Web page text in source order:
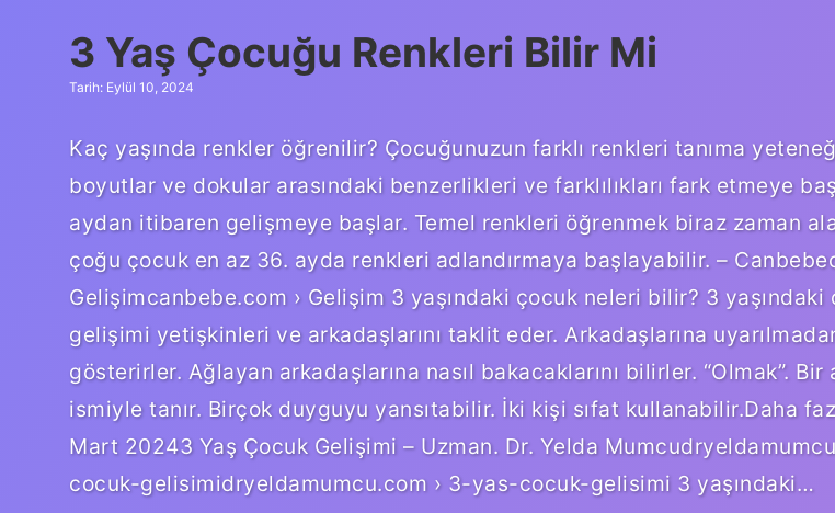
3 Yaş Çocuğu Renkleri Bilir Mi
Tarih: Eylül 10, 2024
Kaç yaşında renkler öğrenilir? Çocuğunuzun farklı renkleri tanıma
boyutlar ve dokular arasındaki benzerlikleri ve farklılıkları fark etmeye
aydan itibaren gelişmeye başlar. Temel renkleri öğrenmek biraz zaman
çoğu çocuk en az 36. ayda renkleri adlandırmaya başlayabilir. –
Gelişimcanbebe.com › Gelişim 3 yaşındaki çocuk neleri bilir? 3 yaşındaki
gelişimi yetişkinleri ve arkadaşlarını taklit eder. Arkadaşlarına
gösterirler. Ağlayan arkadaşlarına nasıl bakacaklarını bilirler. “Olmak”. Bir
ismiyle tanır. Birçok duyguyu yansıtabilir. İki kişi sıfat kullanabilir.Daha
Mart 20243 Yaş Çocuk Gelişimi – Uzman. Dr. Yelda
cocuk-gelisimidryeldamumcu.com › 3-yas-cocuk-gelisimi 3 yaşındaki…